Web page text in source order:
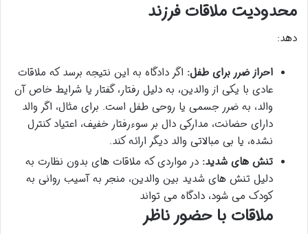
محدودیت ملاقات فرزند
دهد:
احراز ضرر برای طفل: اگر دادگاه به این نتیجه برسد که ملاقات
عادی با یکی از والدین، به دلیل رفتار، گفتار یا شرایط خاص آن
والد، به ضرر جسمی یا روحی طفل است. برای مثال، اگر والد
دارای حضانت، مدارکی دال بر سوءرفتار خفیف، اعتیاد کنترل
نشده، یا بی مبالاتی والد دیگر ارائه کند.
تنش های شدید: در مواردی که ملاقات های بدون نظارت به
دلیل تنش های شدید بین والدین، منجر به آسیب روانی به
کودک می شود، دادگاه می تواند
ملاقات با حضور ناظر